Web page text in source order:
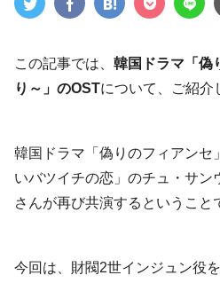
この記事では、 韓国ドラマ「偽
り～」のOSTについて、ご紹介
韓国ドラマ「偽りのフィアンセ
いバツイチの恋」のチュ・サン
さんが再び共演するということ
今回は、財閥2世インジュン役